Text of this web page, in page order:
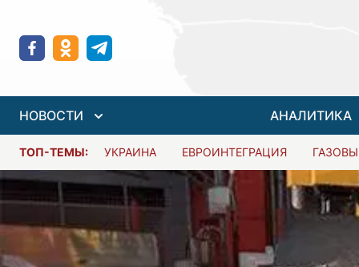
НОВОСТИ АНАЛИТИКА
ТОП-ТЕМЫ: УКРАИНА ЕВРОИНТЕГРАЦИЯ